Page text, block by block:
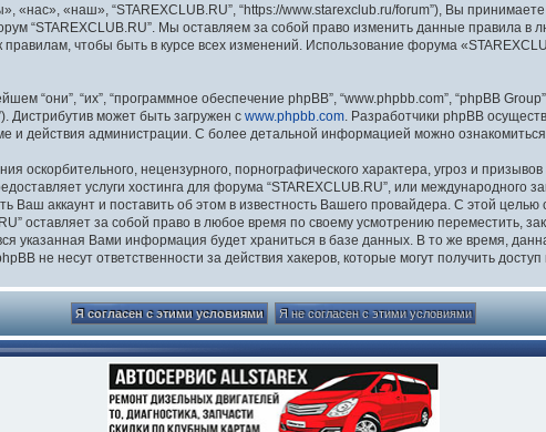
«нас», «наш», “STAREXCLUB.RU”, “https://www.starexclub.ru/forum”), Вы
“STAREXCLUB.RU”. Мы оставляем за собой право изменить данные правила в
чтобы быть в курсе всех изменений. Использование форума
“они”, “их”, “программное обеспечение phpBB”, “www.phpbb.com”, “phpBB
Дистрибутив может быть загружен с www.phpbb.com . Разработчики phpBB
и действия администрации. С более детальной информацией можно
оскорбительного, нецензурного, порнографического характера, угроз и
услуги хостинга для форума “STAREXCLUB.RU”, или международного
аккаунт и поставить об этом в известность Вашего провайдера. С этой
оставляет за собой право в любое время по своему усмотрению переместить,
указанная Вами информация будет храниться в базе данных. В то же время,
не несут ответственности за действия хакеров, которые могут получить